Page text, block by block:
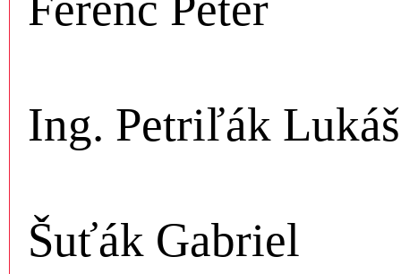
Ing. Petriľák Lukáš
Šuťák Gabriel